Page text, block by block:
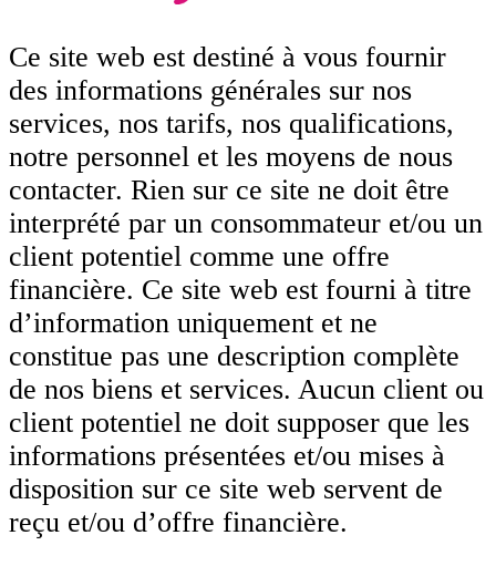
Ce site web est destiné à vous fournir
des informations générales sur nos
services, nos tarifs, nos qualifications,
notre personnel et les moyens de nous
contacter. Rien sur ce site ne doit être
interprété par un consommateur et/ou un
client potentiel comme une offre
financière. Ce site web est fourni à titre
d’information uniquement et ne
constitue pas une description complète
de nos biens et services. Aucun client ou
client potentiel ne doit supposer que les
informations présentées et/ou mises à
disposition sur ce site web servent de
reçu et/ou d’offre financière.